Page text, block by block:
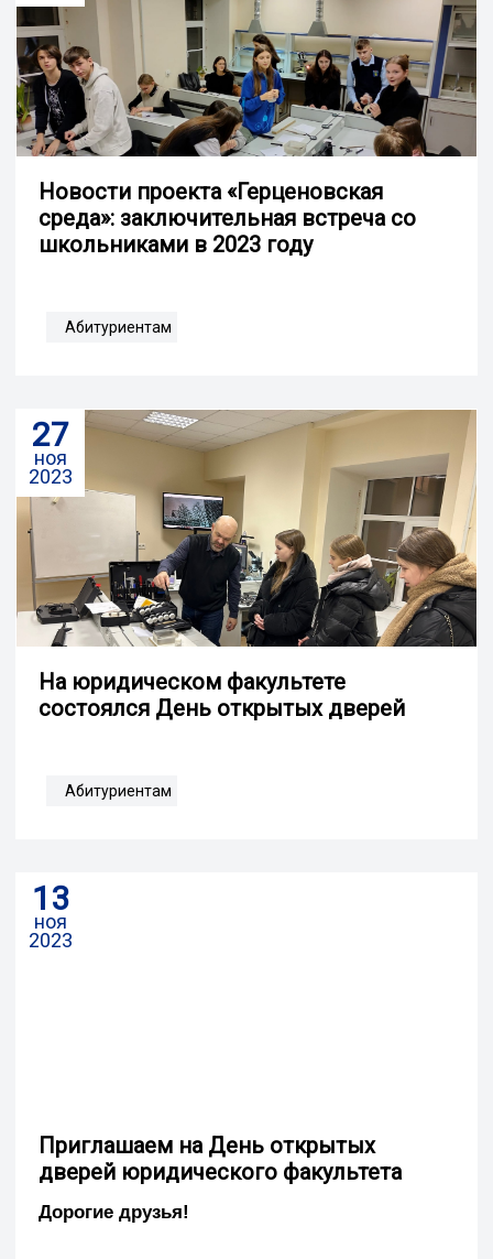
Новости проекта «Герценовская
среда»: заключительная встреча со
школьниками в 2023 году
Абитуриентам
27
ноя
2023
На юридическом факультете
состоялся День открытых дверей
Абитуриентам
13
ноя
2023
Приглашаем на День открытых
дверей юридического факультета
Дорогие друзья!